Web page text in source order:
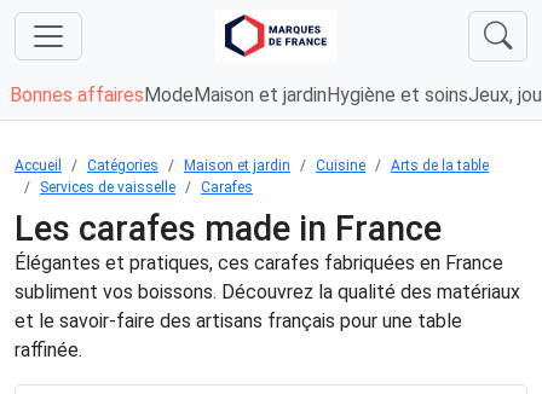
Bonnes affaires Mode Maison et jardin Hygiène et soinsJeux,
Accueil Catégories Maison et jardin Cuisine
Arts de la table
Services de vaisselle
Carafes
Les carafes made in France
Élégantes et pratiques, ces carafes fabriquées en France
subliment vos boissons. Découvrez la qualité des matériaux
et le savoir-faire des artisans français pour une table
raffinée.